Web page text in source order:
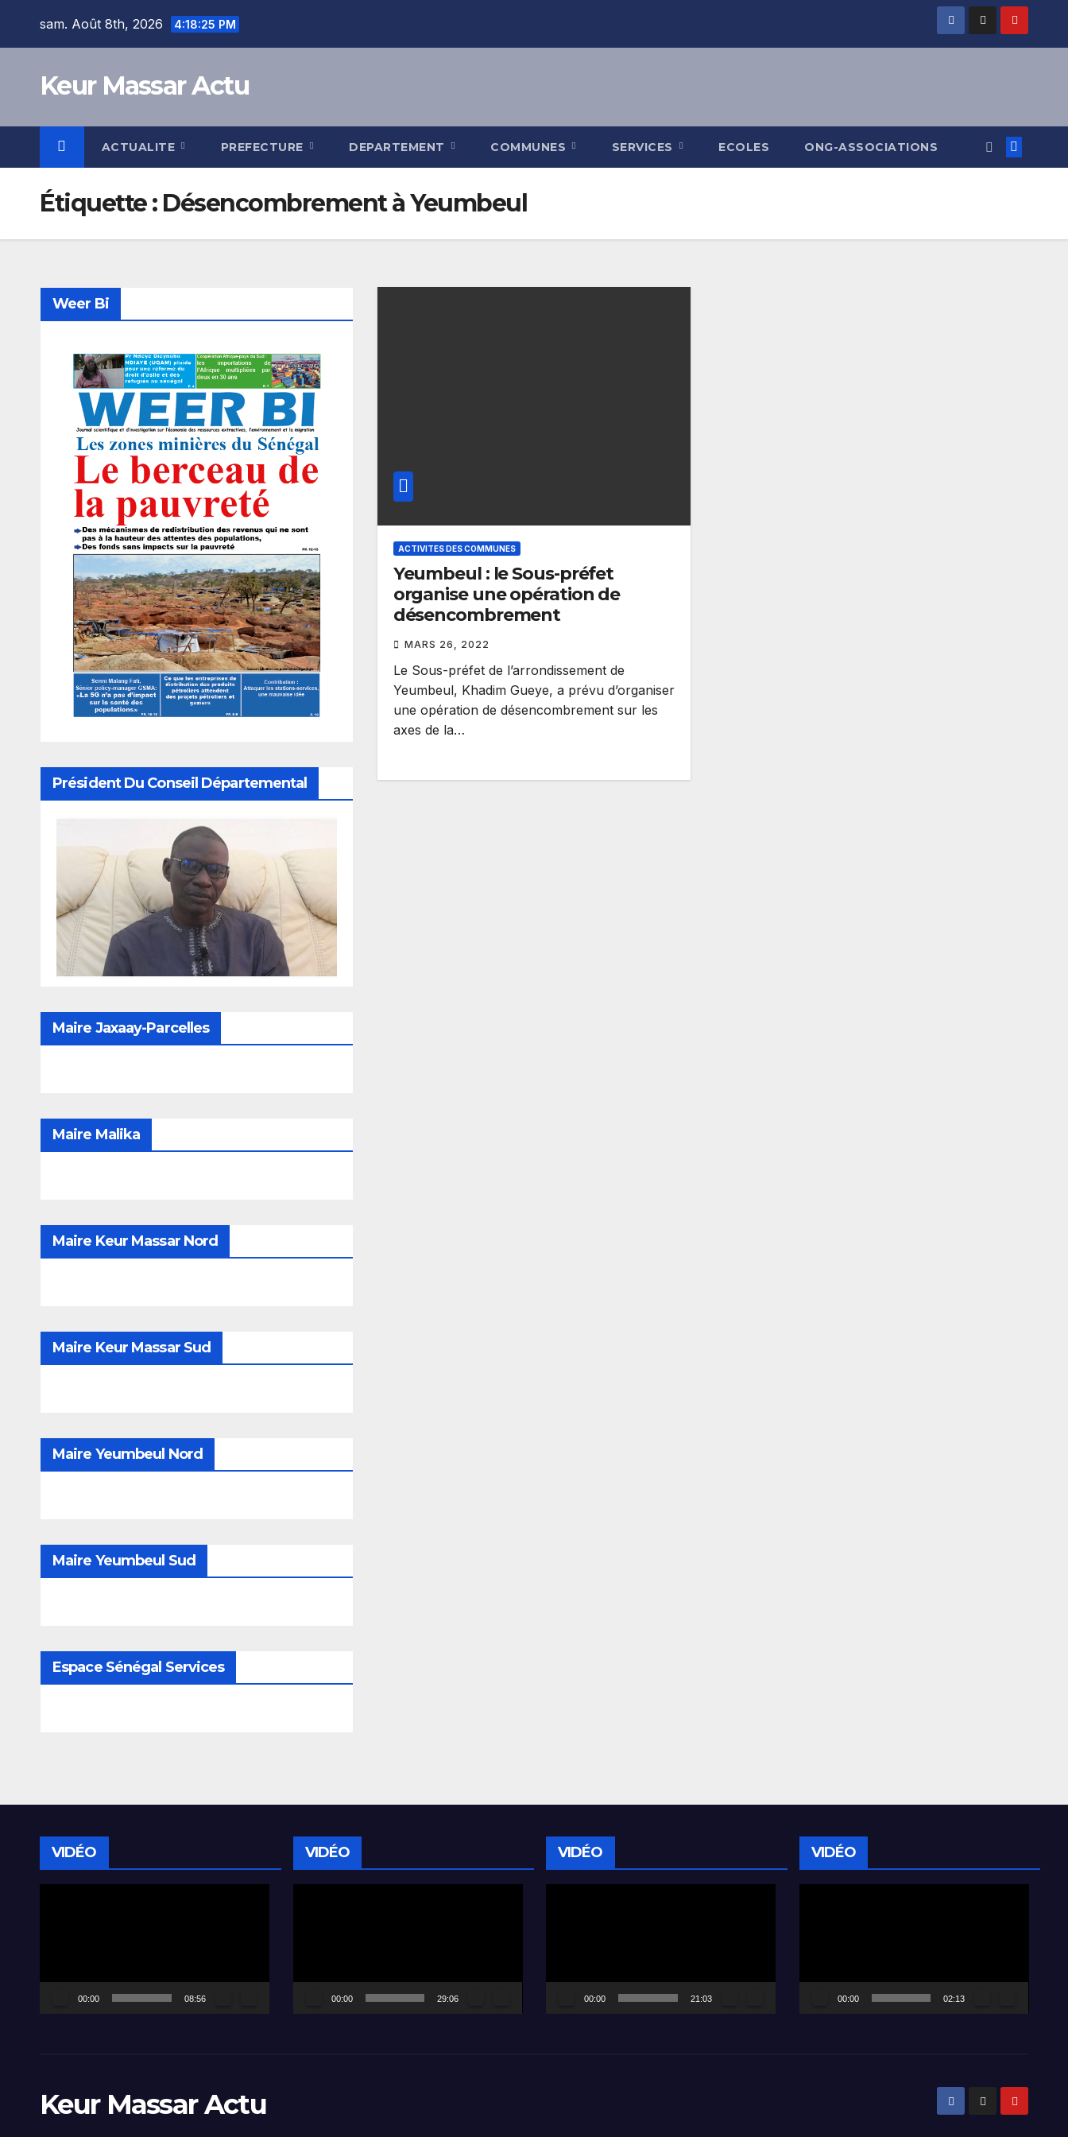
sam. Août 8th, 2026 4:18:26 PM
Keur Massar Actu
ACTUALITE PREFECTURE DEPARTEMENT COMMUNES SERVICES ECOLES ONG-ASSOCIATIONS
Étiquette : Désencombrement à Yeumbeul
Weer Bi
Président Du Conseil Départemental
Maire Jaxaay-Parcelles
Maire Malika
Maire Keur Massar Nord
Maire Keur Massar Sud
Maire Yeumbeul Nord
Maire Yeumbeul Sud
Espace Sénégal Services
ACTIVITES DES COMMUNES
Yeumbeul : le Sous-préfet
organise une opération de
désencombrement
MARS 26, 2022
Le Sous-préfet de l’arrondissement de
Yeumbeul, Khadim Gueye, a prévu d’organiser
une opération de désencombrement sur les
axes de la…
VIDÉO
00:00 08:56
VIDÉO
00:00 29:06
VIDÉO
00:00 21:03
VIDÉO
00:00 02:13
Keur Massar Actu